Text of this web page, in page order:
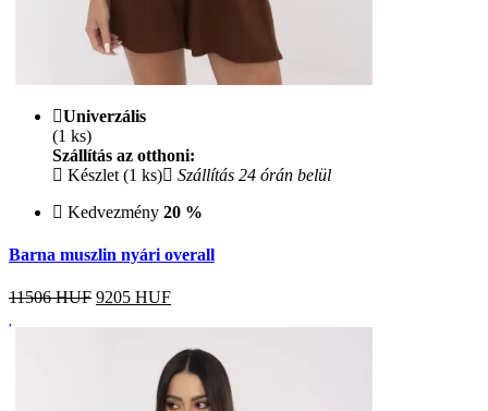
Univerzális
(1 ks)
Szállítás az otthoni:
Készlet (1 ks)
Szállítás 24 órán belül
Kedvezmény 20 %
Barna muszlin nyári overall
11506 HUF 9205 HUF